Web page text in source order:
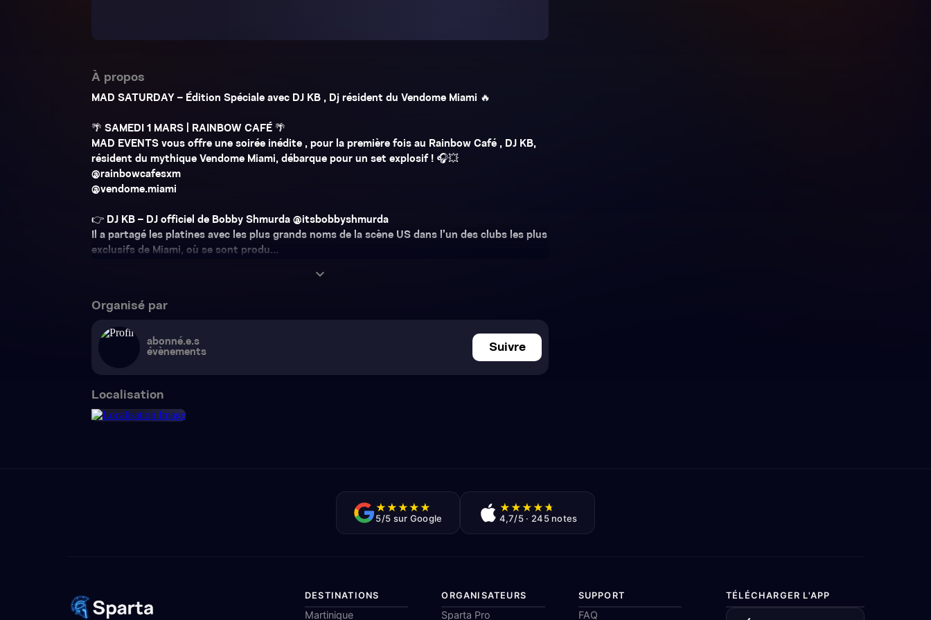
À propos
MAD SATURDAY – Édition Spéciale avec DJ KB , Dj résident du Vendome Miami 🔥
🌴 SAMEDI 1 MARS | RAINBOW CAFÉ 🌴
MAD EVENTS vous offre une soirée inédite , pour la première fois au Rainbow Café , DJ KB,
résident du mythique Vendome Miami, débarque pour un set explosif ! 🎧💥
@rainbowcafesxm
@vendome.miami
👉 DJ KB – DJ officiel de Bobby Shmurda @itsbobbyshmurda
Il a partagé les platines avec les plus grands noms de la scène US dans l’un des clubs les plus
exclusifs de Miami, où se sont produ...
expand_more
Organisé par
abonné.e.s
évènements
Suivre
Localisation
★★★★★
5/5 sur Google
★★★★★
4,7/5 · 245 notes
DESTINATIONS
Martinique
ORGANISATEURS
Sparta Pro
SUPPORT
FAQ
TÉLÉCHARGER L'APP